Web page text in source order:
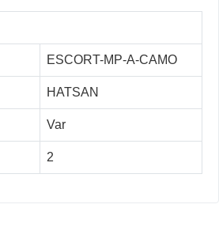
ESCORT-MP-A-CAMO
HATSAN
Var
2